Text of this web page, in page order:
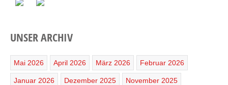
UNSER ARCHIV
Mai 2026 April 2026 März 2026 Februar 2026
Januar 2026 Dezember 2025 November 2025